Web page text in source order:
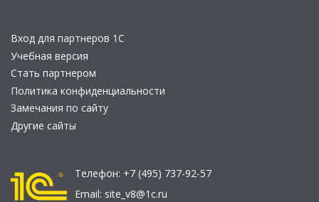
Вход для партнеров 1С
Учебная версия
Стать партнером
Политика конфиденциальности
Замечания по сайту
Другие сайты
Телефон: +7 (495) 737-92-57
Email: site_v8@1c.ru